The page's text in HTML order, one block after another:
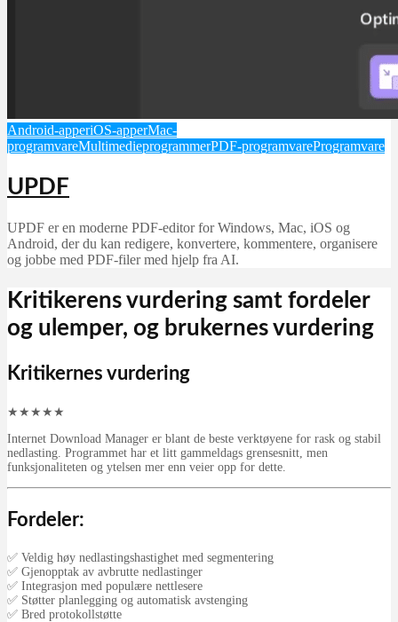
Android-apperiOS-apperMac-
programvareMultimedieprogrammerPDF-programvareProgramvare
UPDF
UPDF er en moderne PDF-editor for Windows, Mac, iOS og
Android, der du kan redigere, konvertere, kommentere, organisere
og jobbe med PDF-filer med hjelp fra AI.
Kritikerens vurdering samt fordeler
og ulemper, og brukernes vurdering
Kritikernes vurdering
★ ★ ★ ★ ★
Internet Download Manager er blant de beste verktøyene for rask og stabil
nedlasting. Programmet har et litt gammeldags grensesnitt, men
funksjonaliteten og ytelsen mer enn veier opp for dette.
Fordeler:
✅ Veldig høy nedlastingshastighet med segmentering
✅ Gjenopptak av avbrutte nedlastinger
✅ Integrasjon med populære nettlesere
✅ Støtter planlegging og automatisk avstenging
✅ Bred protokollstøtte